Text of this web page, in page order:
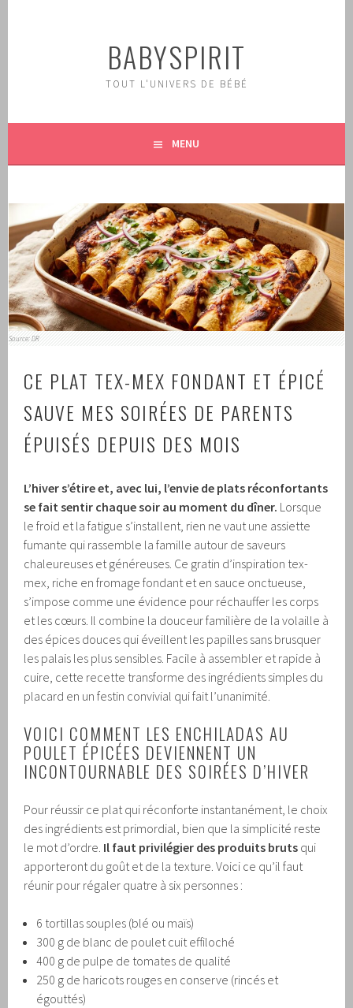
BABYSPIRIT
TOUT L'UNIVERS DE BÉBÉ
MENU
Source: DR
CE PLAT TEX-MEX FONDANT ET ÉPICÉ
SAUVE MES SOIRÉES DE PARENTS
ÉPUISÉS DEPUIS DES MOIS
L’hiver s’étire et, avec lui, l’envie de plats réconfortants
se fait sentir chaque soir au moment du dîner. Lorsque
le froid et la fatigue s’installent, rien ne vaut une assiette
fumante qui rassemble la famille autour de saveurs
chaleureuses et généreuses. Ce gratin d’inspiration tex-
mex, riche en fromage fondant et en sauce onctueuse,
s’impose comme une évidence pour réchauffer les corps
et les cœurs. Il combine la douceur familière de la volaille à
des épices douces qui éveillent les papilles sans brusquer
les palais les plus sensibles. Facile à assembler et rapide à
cuire, cette recette transforme des ingrédients simples du
placard en un festin convivial qui fait l’unanimité.
VOICI COMMENT LES ENCHILADAS AU
POULET ÉPICÉES DEVIENNENT UN
INCONTOURNABLE DES SOIRÉES D’HIVER
Pour réussir ce plat qui réconforte instantanément, le choix
des ingrédients est primordial, bien que la simplicité reste
le mot d’ordre. Il faut privilégier des produits bruts qui
apporteront du goût et de la texture. Voici ce qu’il faut
réunir pour régaler quatre à six personnes :
6 tortillas souples (blé ou maïs)
300 g de blanc de poulet cuit effiloché
400 g de pulpe de tomates de qualité
250 g de haricots rouges en conserve (rincés et
égouttés)